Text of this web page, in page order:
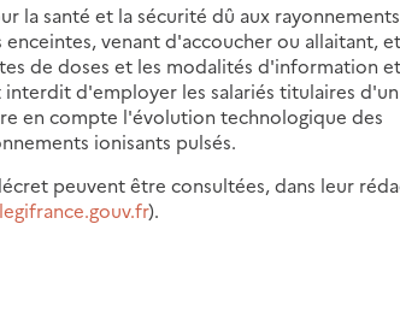
la santé et la sécurité dû aux rayonnements
venant d'accoucher ou allaitant,
de doses et les modalités d'information
d'employer les salariés titulaires
en compte l'évolution technologique des
ionisants pulsés.
peuvent être consultées, dans leur
).